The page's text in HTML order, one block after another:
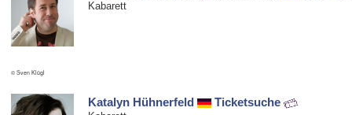
© Sven Klügl
Kabarett
Katalyn Hühnerfeld Ticketsuche